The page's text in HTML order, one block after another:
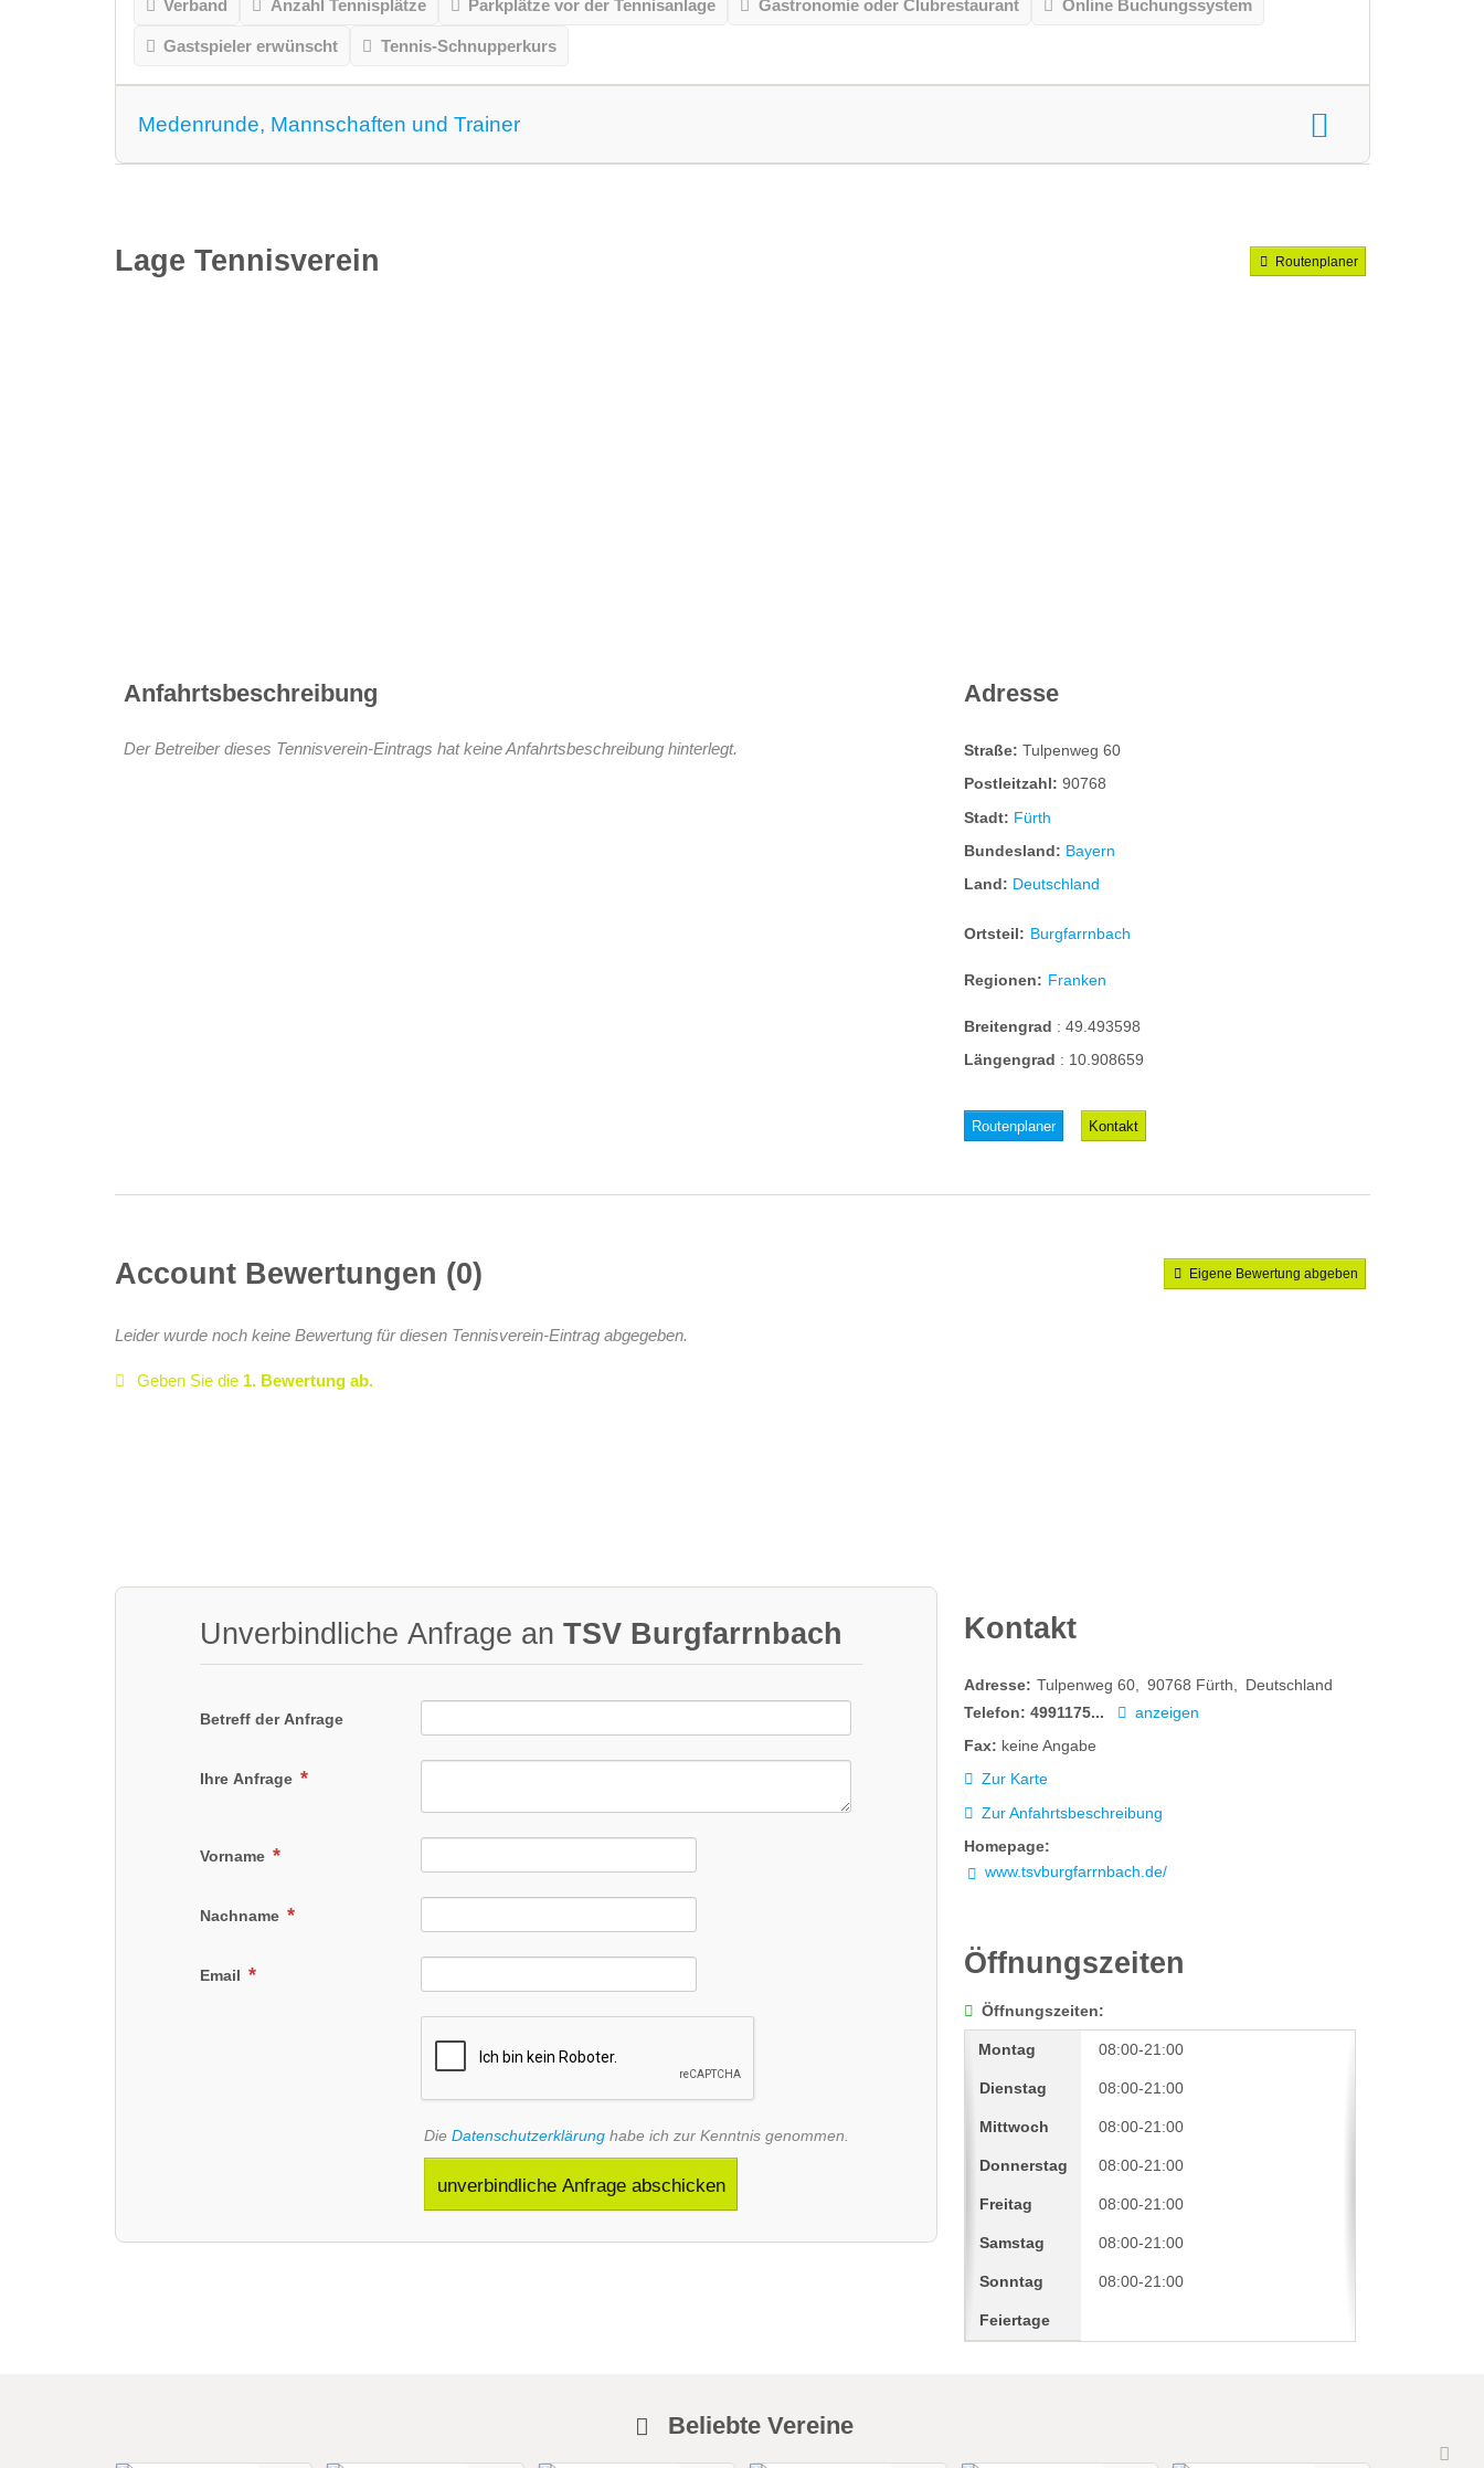
Verband Anzahl Tennisplätze Parkplätze vor der Tennisanlage Gastronomie oder Clubrestaurant Online Buchungssystem
Gastspieler erwünscht Tennis-Schnupperkurs
Medenrunde, Mannschaften und Trainer
Lage Tennisverein Routenplaner
Anfahrtsbeschreibung
Der Betreiber dieses Tennisverein-Eintrags hat keine Anfahrtsbeschreibung hinterlegt.
Adresse
Straße:Tulpenweg 60
Postleitzahl:90768
Stadt: Fürth
Bundesland: Bayern
Land: Deutschland
Ortsteil: Burgfarrnbach
Regionen: Franken
Breitengrad :49.493598
Längengrad : 10.908659
Routenplaner Kontakt
Account Bewertungen 0 Eigene Bewertung abgeben
Leider wurde noch keine Bewertung für diesen Tennisverein-Eintrag abgegeben.
Geben Sie die 1. Bewertung ab.
Unverbindliche Anfrage anTSV Burgfarrnbach
Betreff der Anfrage
Ihre Anfrage
Vorname
Nachname
Email
DieDatenschutzerklärung habe ich zur Kenntnis genommen.
unverbindliche Anfrage abschicken
Kontakt
Adresse: Tulpenweg 60 90768 Fürth
Deutschland
Telefon: 4991175...
anzeigen
Fax: keine Angabe
Zur Karte
Zur Anfahrtsbeschreibung
Homepage:
www.tsvburgfarrnbach.de/
Öffnungszeiten
Öffnungszeiten:
Montag
Dienstag
Mittwoch
Donnerstag
Freitag
Samstag
Sonntag
Feiertage
08:00-21:00
08:00-21:00
08:00-21:00
08:00-21:00
08:00-21:00
08:00-21:00
08:00-21:00
Beliebte Vereine